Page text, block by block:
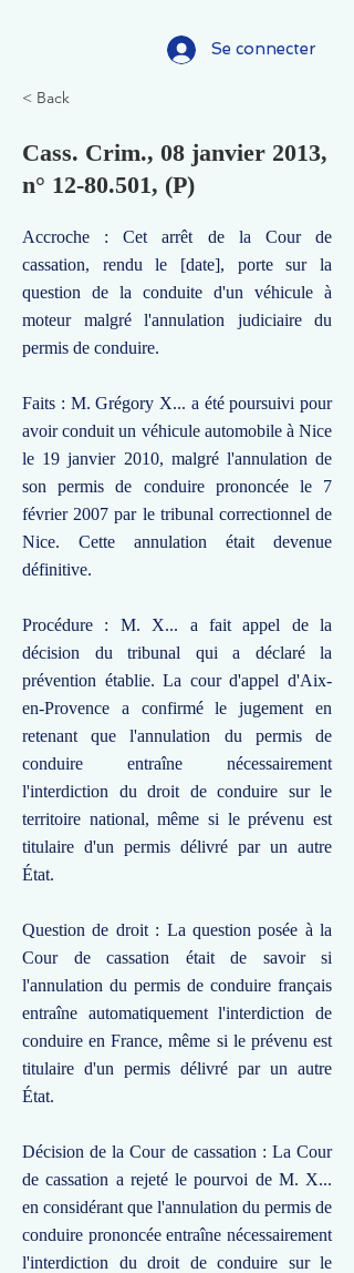
Se connecter
< Back
Cass. Crim., 08 janvier 2013,
n° 12-80.501, (P)
Accroche : Cet arrêt de la Cour de
cassation, rendu le [date], porte sur la
question de la conduite d'un véhicule à
moteur malgré l'annulation judiciaire du
permis de conduire.
Faits : M. Grégory X... a été poursuivi pour
avoir conduit un véhicule automobile à Nice
le 19 janvier 2010, malgré l'annulation de
son permis de conduire prononcée le 7
février 2007 par le tribunal correctionnel de
Nice. Cette annulation était devenue
définitive.
Procédure : M. X... a fait appel de la
décision du tribunal qui a déclaré la
prévention établie. La cour d'appel d'Aix-
en-Provence a confirmé le jugement en
retenant que l'annulation du permis de
conduire entraîne nécessairement
l'interdiction du droit de conduire sur le
territoire national, même si le prévenu est
titulaire d'un permis délivré par un autre
État.
Question de droit : La question posée à la
Cour de cassation était de savoir si
l'annulation du permis de conduire français
entraîne automatiquement l'interdiction de
conduire en France, même si le prévenu est
titulaire d'un permis délivré par un autre
État.
Décision de la Cour de cassation : La Cour
de cassation a rejeté le pourvoi de M. X...
en considérant que l'annulation du permis de
conduire prononcée entraîne nécessairement
l'interdiction du droit de conduire sur le